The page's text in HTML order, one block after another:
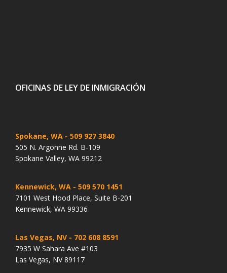
OFICINAS DE LEY DE INMIGRACIÓN
Spokane, WA - 509 927 3840
505 N. Argonne Rd. B-109
Spokane Valley, WA 99212
Kennewick, WA - 509 570 1451
7101 West Hood Place, Suite B-201
Kennewick, WA 99336
Las Vegas, NV - 702 608 8591
7935 W Sahara Ave #103
Las Vegas, NV 89117